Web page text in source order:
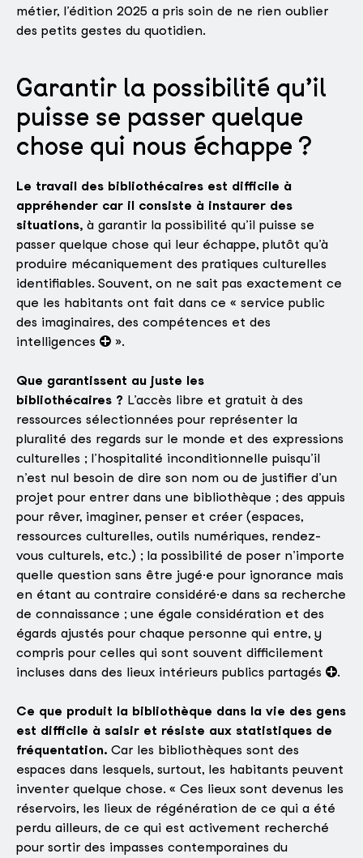
métier, l’édition 2025 a pris soin de ne rien oublier
des petits gestes du quotidien.
Garantir la possibilité qu’il
puisse se passer quelque
chose qui nous échappe ?
Le travail des bibliothécaires est difficile à
appréhender car il consiste à instaurer des
situations, à garantir la possibilité qu’il puisse se
passer quelque chose qui leur échappe, plutôt qu’à
produire mécaniquement des pratiques culturelles
identifiables. Souvent, on ne sait pas exactement ce
que les habitants ont fait dans ce « service public
des imaginaires, des compétences et des
intelligences
».
Que garantissent au juste les
bibliothécaires ? L’accès libre et gratuit à des
ressources sélectionnées pour représenter la
pluralité des regards sur le monde et des expressions
culturelles ; l’hospitalité inconditionnelle puisqu’il
n’est nul besoin de dire son nom ou de justifier d’un
projet pour entrer dans une bibliothèque ; des appuis
pour rêver, imaginer, penser et créer (espaces,
ressources culturelles, outils numériques, rendez-
vous culturels, etc.) ; la possibilité de poser n’importe
quelle question sans être jugé·e pour ignorance mais
en étant au contraire considéré·e dans sa recherche
de connaissance ; une égale considération et des
égards ajustés pour chaque personne qui entre, y
compris pour celles qui sont souvent difficilement
incluses dans des lieux intérieurs publics partagés
.
Ce que produit la bibliothèque dans la vie des gens
est difficile à saisir et résiste aux statistiques de
fréquentation. Car les bibliothèques sont des
espaces dans lesquels, surtout, les habitants peuvent
inventer quelque chose. « Ces lieux sont devenus les
réservoirs, les lieux de régénération de ce qui a été
perdu ailleurs, de ce qui est activement recherché
pour sortir des impasses contemporaines du